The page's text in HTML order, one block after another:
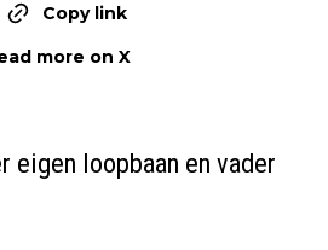
Copy link
more on X
eigen loopbaan en vader